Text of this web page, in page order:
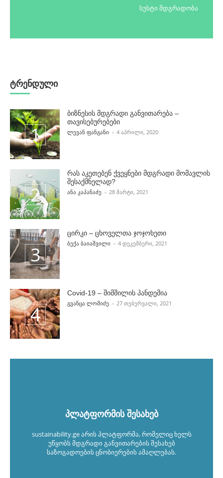
სუსტი მდგრადობა
ტრენდული
ბიზნესის მდგრადი განვითარება –
თავისებურებები
POSTED BY
ᲚᲔᲕᲐᲜ ᲤᲐᲜᲒᲐᲜᲘ 4 ᲐᲞᲠᲘᲚᲘ, 2020
რას აკეთებენ ქვეყნები მდგრადი მომავლის
შესაქმნელად?
POSTED BY
ᲐᲜᲐ ᲙᲐᲞᲐᲜᲐᲫᲔ 28 ᲛᲐᲠᲢᲘ, 2021
ცირკი – ცხოველთა ჯოჯოხეთი
POSTED BY
ᲑᲔᲥᲐ ᲑᲐᲘᲐᲨᲕᲘᲚᲘ 4 ᲓᲔᲙᲔᲛᲑᲔᲠᲘ, 2021
Covid-19 – შიმშილის პანდემია
POSTED BY
ᲒᲕᲐᲜᲪᲐ ᲚᲝᲛᲘᲫᲔ 27 ᲗᲔᲑᲔᲠᲕᲐᲚᲘ, 2021
პლატფორმის შესახებ
sustainability.ge არის პლატფორმა, რომელიც ხელს
უწყობს მდგრადი განვითარების შესახებ
საზოგადოების ცნობიერების ამაღლებას.